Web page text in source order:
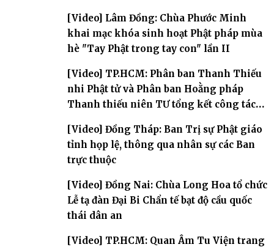
[Video] Lâm Đồng: Chùa Phước Minh
khai mạc khóa sinh hoạt Phật pháp mùa
hè "Tay Phật trong tay con" lần II
[Video] TP.HCM: Phân ban Thanh Thiếu
nhi Phật tử và Phân ban Hoằng pháp
Thanh thiếu niên TƯ tổng kết công tác
[Video] Đồng Tháp: Ban Trị sự Phật giáo
tỉnh họp lệ, thông qua nhân sự các Ban
trực thuộc
[Video] Đồng Nai: Chùa Long Hoa tổ chức
Lễ tạ đàn Đại Bi Chẩn tế bạt độ cầu quốc
thái dân an
[Video] TP.HCM: Quan Âm Tu Viện trang